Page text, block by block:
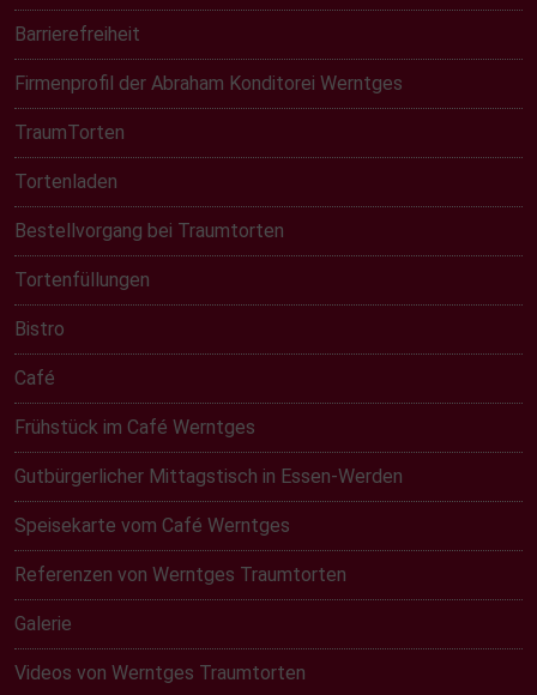
Barrierefreiheit
Firmenprofil der Abraham Konditorei Werntges
TraumTorten
Tortenladen
Bestellvorgang bei Traumtorten
Tortenfüllungen
Bistro
Café
Frühstück im Café Werntges
Gutbürgerlicher Mittagstisch in Essen-Werden
Speisekarte vom Café Werntges
Referenzen von Werntges Traumtorten
Galerie
Videos von Werntges Traumtorten